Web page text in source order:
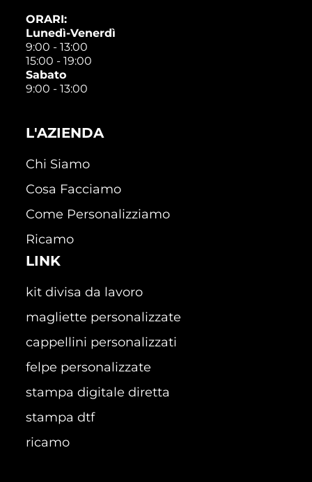
ORARI:
Lunedì-Venerdì
9:00 - 13:00
15:00 - 19:00
Sabato
9:00 - 13:00
L'AZIENDA
Chi Siamo
Cosa Facciamo
Come Personalizziamo
Ricamo
LINK
kit divisa da lavoro
magliette personalizzate
cappellini personalizzati
felpe personalizzate
stampa digitale diretta
stampa dtf
ricamo